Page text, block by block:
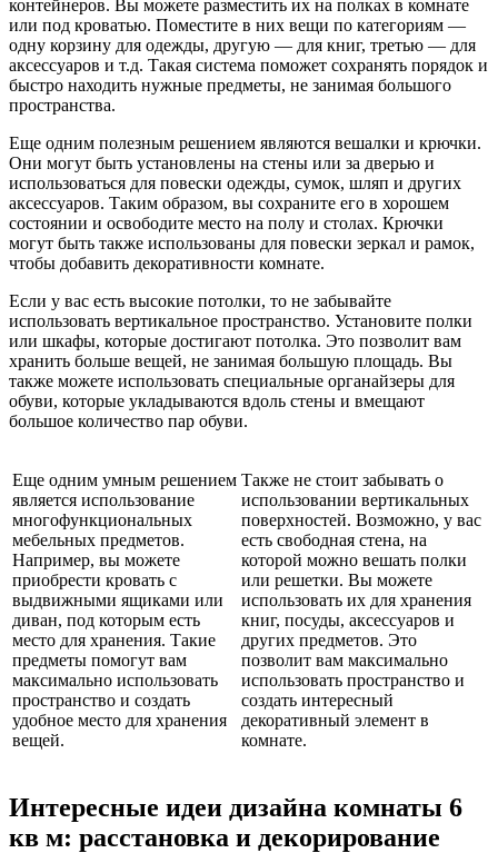
контейнеров. Вы можете разместить их на полках в комнате
или под кроватью. Поместите в них вещи по категориям —
одну корзину для одежды, другую — для книг, третью — для
аксессуаров и т.д. Такая система поможет сохранять порядок и
быстро находить нужные предметы, не занимая большого
пространства.
Еще одним полезным решением являются вешалки и крючки.
Они могут быть установлены на стены или за дверью и
использоваться для повески одежды, сумок, шляп и других
аксессуаров. Таким образом, вы сохраните его в хорошем
состоянии и освободите место на полу и столах. Крючки
могут быть также использованы для повески зеркал и рамок,
чтобы добавить декоративности комнате.
Если у вас есть высокие потолки, то не забывайте
использовать вертикальное пространство. Установите полки
или шкафы, которые достигают потолка. Это позволит вам
хранить больше вещей, не занимая большую площадь. Вы
также можете использовать специальные органайзеры для
обуви, которые укладываются вдоль стены и вмещают
большое количество пар обуви.
Еще одним умным решением
является использование
многофункциональных
мебельных предметов.
Например, вы можете
приобрести кровать с
выдвижными ящиками или
диван, под которым есть
место для хранения. Такие
предметы помогут вам
максимально использовать
пространство и создать
удобное место для хранения
вещей.
Также не стоит забывать о
использовании вертикальных
поверхностей. Возможно, у вас
есть свободная стена, на
которой можно вешать полки
или решетки. Вы можете
использовать их для хранения
книг, посуды, аксессуаров и
других предметов. Это
позволит вам максимально
использовать пространство и
создать интересный
декоративный элемент в
комнате.
Интересные идеи дизайна комнаты 6
кв м: расстановка и декорирование